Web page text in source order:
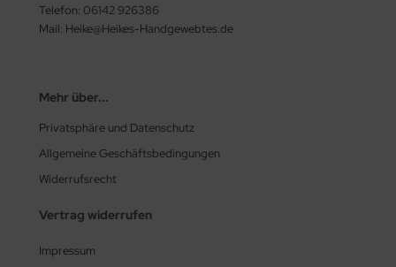
Telefon: 06142 926386
Mail: Heike@Heikes-Handgewebtes.de
Mehr über...
Privatsphäre und Datenschutz
Allgemeine Geschäftsbedingungen
Widerrufsrecht
Vertrag widerrufen
Impressum